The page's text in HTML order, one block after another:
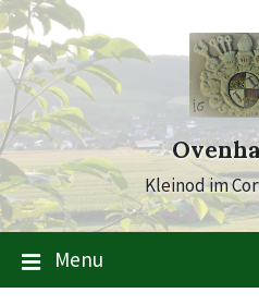
Skip
to
content
Skip
to
main
navigation
Skip
to
footer
Kleinod im
Menu